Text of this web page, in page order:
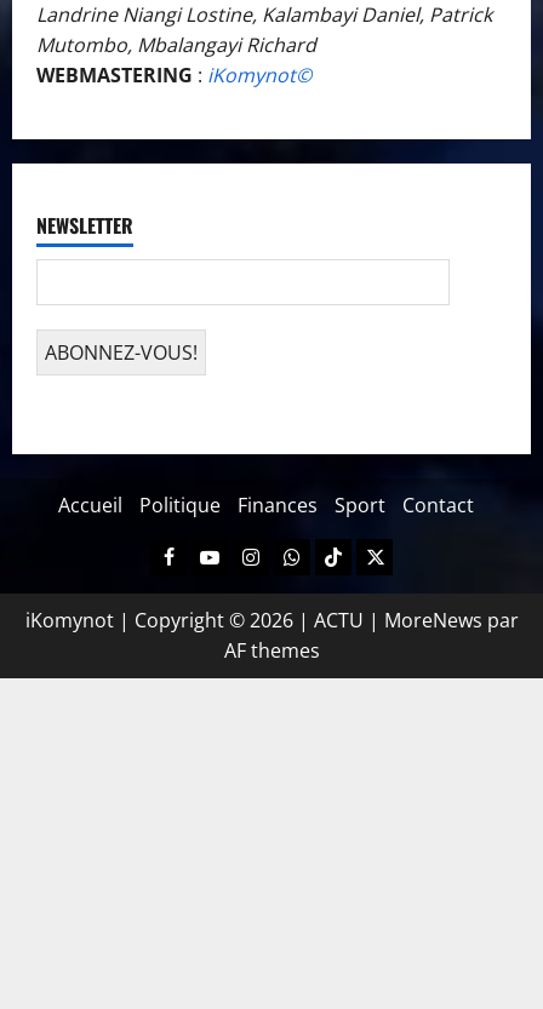
Landrine Niangi Lostine, Kalambayi Daniel, Patrick
Mutombo, Mbalangayi Richard
WEBMASTERING : iKomynot©️
NEWSLETTER
Accueil Politique Finances Sport Contact
iKomynot | Copyright © 2026 | ACTU | MoreNews par
AF themes